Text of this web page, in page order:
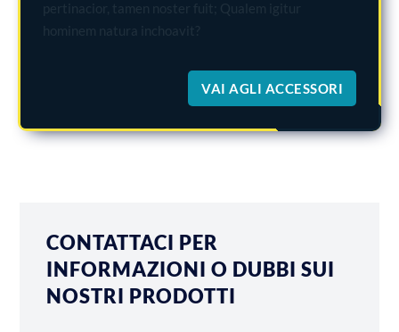
VAI AGLI ACCESSORI
CONTATTACI PER
INFORMAZIONI O DUBBI SUI
NOSTRI PRODOTTI